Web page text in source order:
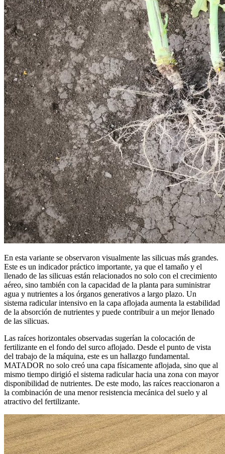
En esta variante se observaron visualmente las silicuas más grandes.
Este es un indicador práctico importante, ya que el tamaño y el
llenado de las silicuas están relacionados no solo con el crecimiento
aéreo, sino también con la capacidad de la planta para suministrar
agua y nutrientes a los órganos generativos a largo plazo. Un
sistema radicular intensivo en la capa aflojada aumenta la estabilidad
de la absorción de nutrientes y puede contribuir a un mejor llenado
de las silicuas.
Las raíces horizontales observadas sugerían la colocación de
fertilizante en el fondo del surco aflojado. Desde el punto de vista
del trabajo de la máquina, este es un hallazgo fundamental.
MATADOR no solo creó una capa físicamente aflojada, sino que al
mismo tiempo dirigió el sistema radicular hacia una zona con mayor
disponibilidad de nutrientes. De este modo, las raíces reaccionaron a
la combinación de una menor resistencia mecánica del suelo y al
atractivo del fertilizante.